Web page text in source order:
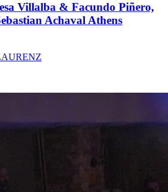
Villalba & Facundo Piñero,
Achaval Athens